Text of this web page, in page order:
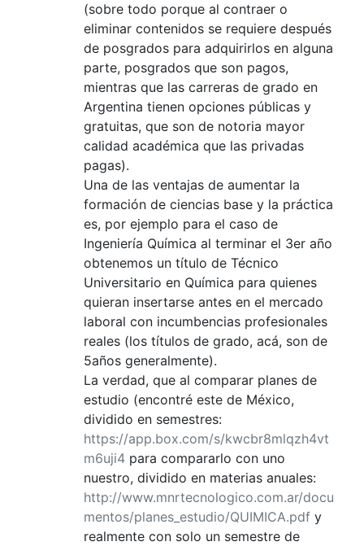
(sobre todo porque al contraer o
eliminar contenidos se requiere después
de posgrados para adquirirlos en alguna
parte, posgrados que son pagos,
mientras que las carreras de grado en
Argentina tienen opciones públicas y
gratuitas, que son de notoria mayor
calidad académica que las privadas
pagas).
Una de las ventajas de aumentar la
formación de ciencias base y la práctica
es, por ejemplo para el caso de
Ingeniería Química al terminar el 3er año
obtenemos un título de Técnico
Universitario en Química para quienes
quieran insertarse antes en el mercado
laboral con incumbencias profesionales
reales (los títulos de grado, acá, son de
5años generalmente).
La verdad, que al comparar planes de
estudio (encontré este de México,
dividido en semestres:
https://app.box.com/s/kwcbr8mlqzh4vt
m6uji4para compararlo con uno
nuestro, dividido en materias anuales:
http://www.mnrtecnologico.com.ar/docu
mentos/planes_estudio/QUIMICA.pdfy
realmente con solo un semestre de